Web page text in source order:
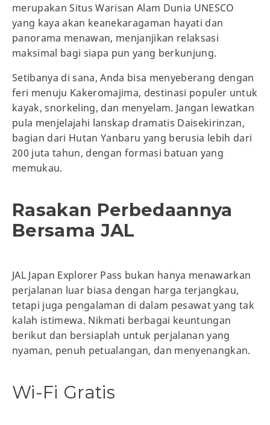
merupakan Situs Warisan Alam Dunia UNESCO
yang kaya akan keanekaragaman hayati dan
panorama menawan, menjanjikan relaksasi
maksimal bagi siapa pun yang berkunjung.
Setibanya di sana, Anda bisa menyeberang dengan
feri menuju Kakeromajima, destinasi populer untuk
kayak, snorkeling, dan menyelam. Jangan lewatkan
pula menjelajahi lanskap dramatis Daisekirinzan,
bagian dari Hutan Yanbaru yang berusia lebih dari
200 juta tahun, dengan formasi batuan yang
memukau.
Rasakan Perbedaannya
Bersama JAL
JAL Japan Explorer Pass bukan hanya menawarkan
perjalanan luar biasa dengan harga terjangkau,
tetapi juga pengalaman di dalam pesawat yang tak
kalah istimewa. Nikmati berbagai keuntungan
berikut dan bersiaplah untuk perjalanan yang
nyaman, penuh petualangan, dan menyenangkan.
Wi-Fi Gratis